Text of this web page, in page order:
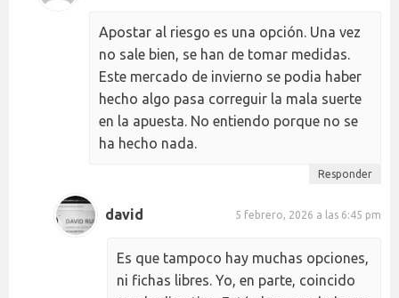
Apostar al riesgo es una opción. Una vez
no sale bien, se han de tomar medidas.
Este mercado de invierno se podia haber
hecho algo pasa correguir la mala suerte
en la apuesta. No entiendo porque no se
ha hecho nada.
Responder
david 5 febrero, 2026 a las 6:45 pm
Es que tampoco hay muchas opciones,
ni fichas libres. Yo, en parte, coincido